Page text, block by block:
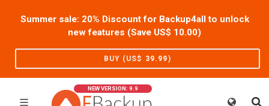
Summer sale: 20% Discount for Backup4all to unlock
new features (Save US$ 10.00)
BUY (US$ 39.99)
NEW VERSION: 9.9